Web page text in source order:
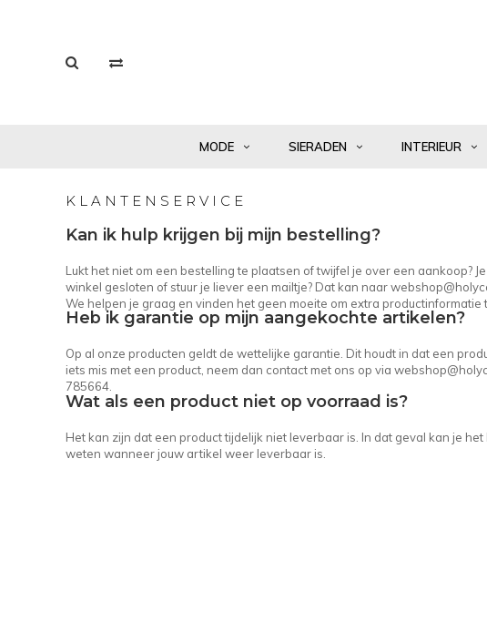
MODE SIERADEN INTERIEUR
KLANTENSERVICE
Kan ik hulp krijgen bij mijn bestelling?
Lukt het niet om een bestelling te plaatsen of twijfel je over een aankoop?
winkel gesloten of stuur je liever een mailtje? Dat kan naar
We helpen je graag en vinden het geen moeite om extra productinformatie
Heb ik garantie op mijn aangekochte artikelen?
Op al onze producten geldt de wettelijke garantie. Dit houdt in dat een
iets mis met een product, neem dan contact met ons op via
785664.
Wat als een product niet op voorraad is?
Het kan zijn dat een product tijdelijk niet leverbaar is. In dat geval kan je
weten wanneer jouw artikel weer leverbaar is.